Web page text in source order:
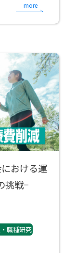
more
おける運
挑戦−
職種研究